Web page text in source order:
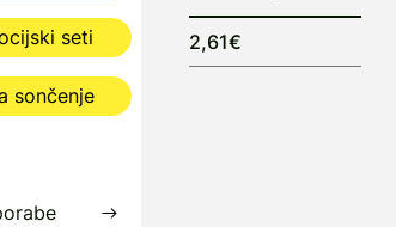
seti
sončenje
2,61€